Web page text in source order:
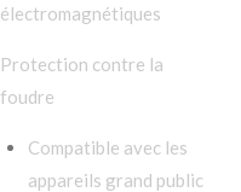
électromagnétiques
Protection contre la
foudre
Compatible avec les
appareils grand public